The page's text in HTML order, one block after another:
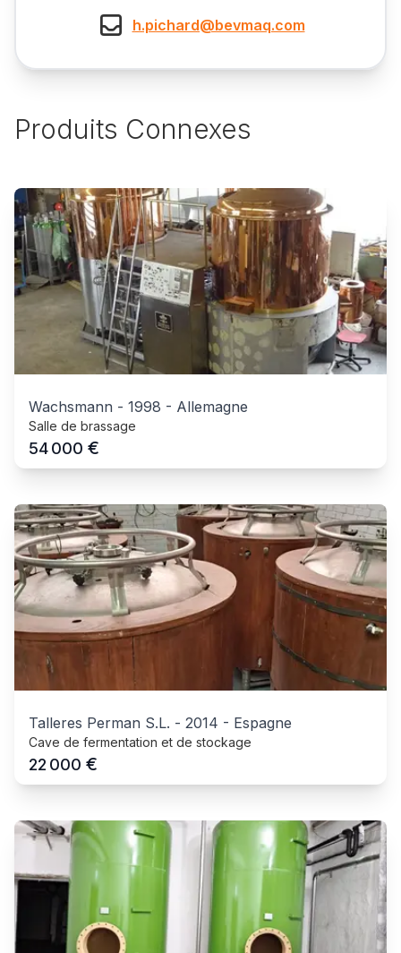
h.pichard@bevmaq.com
Produits Connexes
Wachsmann - 1998 - Allemagne
Salle de brassage
54 000 €
Talleres Perman S.L. - 2014 - Espagne
Cave de fermentation et de stockage
22 000 €